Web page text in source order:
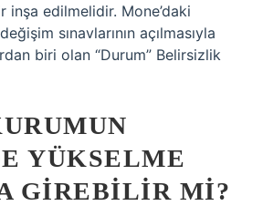
inşa edilmelidir. Mone’daki
sınavlarının açılmasıyla
biri olan “Durum” Belirsizlik
YÜKSELME
GIREBILIR MI?